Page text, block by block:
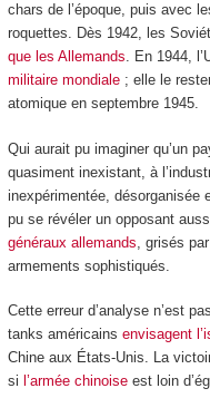
chars de l’époque, puis avec
roquettes. Dès 1942, les
que les Allemands. En 1944,
militaire mondiale; elle le
atomique en septembre 1945.
Qui aurait pu imaginer qu’un
quasiment inexistant, à
inexpérimentée, désorganisée
pu se révéler un opposant
généraux allemands , grisés
armements sophistiqués.
Cette erreur d’analyse n’est
tanks américains envisagent
Chine aux États-Unis. La
si l’armée chinoiseest loin